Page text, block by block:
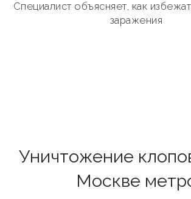
Специалист объясняет, как
заражения
Уничтожение
Москве